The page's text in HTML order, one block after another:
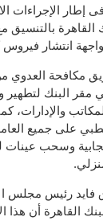
إطار الإجراءات
القاهرة
انتشار فيروس
مكافحة العدوي
مقر البنك لتطهير
والإدارات،
على جميع
وسحب عينات
فايد رئيس مجلس
القاهرة أن هذا